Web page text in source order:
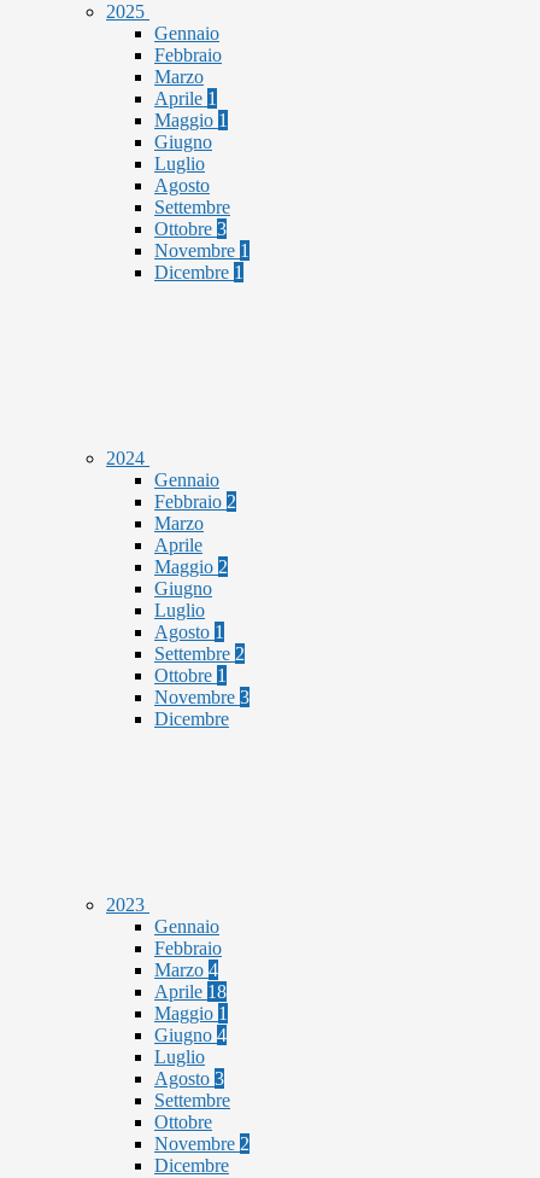
2025
Gennaio
Febbraio
Marzo
Aprile 1
Maggio 1
Giugno
Luglio
Agosto
Settembre
Ottobre 3
Novembre 1
Dicembre 1
2024
Gennaio
Febbraio 2
Marzo
Aprile
Maggio 2
Giugno
Luglio
Agosto 1
Settembre 2
Ottobre 1
Novembre 3
Dicembre
2023
Gennaio
Febbraio
Marzo 4
Aprile 18
Maggio 1
Giugno 4
Luglio
Agosto 3
Settembre
Ottobre
Novembre 2
Dicembre